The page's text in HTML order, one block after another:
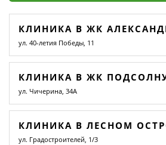
КЛИНИКА В ЖК
ул. 40-летия Победы, 11
КЛИНИКА В ЖК
ул. Чичерина, 34А
КЛИНИКА В ЛЕСНОМ
ул. Градостроителей, 1/3